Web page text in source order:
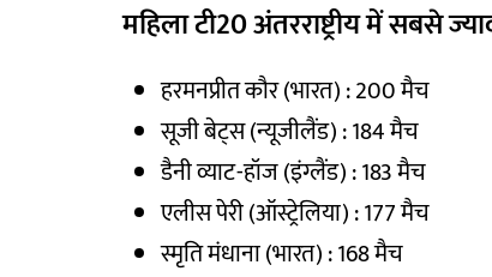
महिला टी20 अंतरराष्ट्रीय में सबसे
हरमनप्रीत कौर (भारत) : 200 मैच
सूजी बेट्स (न्यूजीलैंड) : 184 मैच
डैनी व्याट-हॉज (इंग्लैंड) : 183 मैच
एलीस पेरी (ऑस्ट्रेलिया) : 177 मैच
स्मृति मंधाना (भारत) : 168 मैच